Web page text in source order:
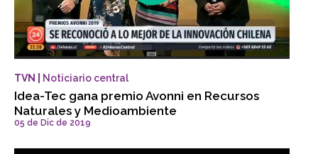
TVN | Noticiario central
Idea-Tec gana premio Avonni en Recursos
Naturales y Medioambiente
05 de Dic de 2019